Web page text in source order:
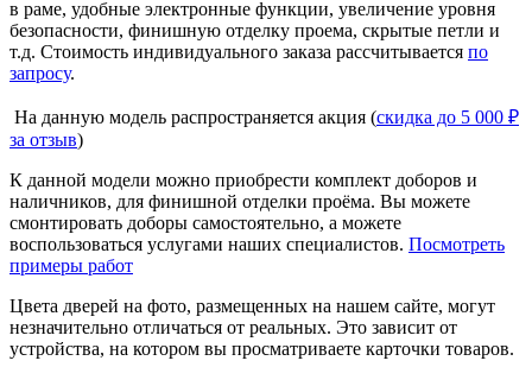
в раме, удобные электронные функции, увеличение уровня
безопасности, финишную отделку проема, скрытые петли и
т.д. Стоимость индивидуального заказа рассчитывается по
запросу.
На данную модель распространяется акция (скидка до 5 000 ₽
за отзыв)
К данной модели можно приобрести комплект доборов и
наличников, для финишной отделки проёма. Вы можете
смонтировать доборы самостоятельно, а можете
воспользоваться услугами наших специалистов. Посмотреть
примеры работ
Цвета дверей на фото, размещенных на нашем сайте, могут
незначительно отличаться от реальных. Это зависит от
устройства, на котором вы просматриваете карточки товаров.